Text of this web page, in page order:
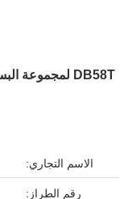
الاسم التجاري:
رقم الطراز: